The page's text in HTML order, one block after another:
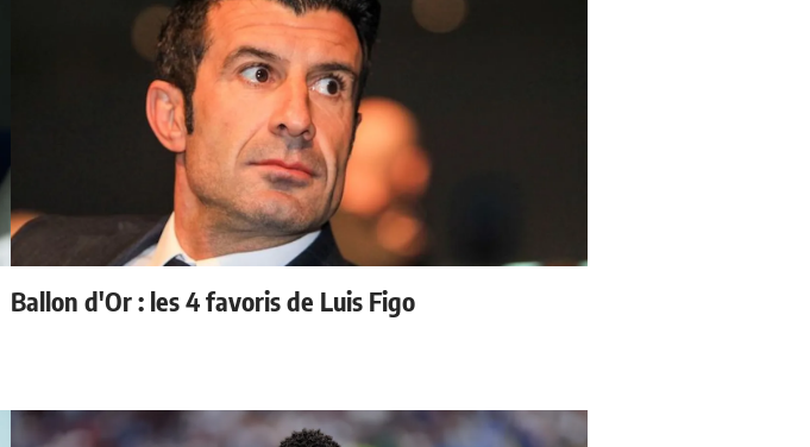
Ballon d'Or : les 4 favoris de Luis Figo